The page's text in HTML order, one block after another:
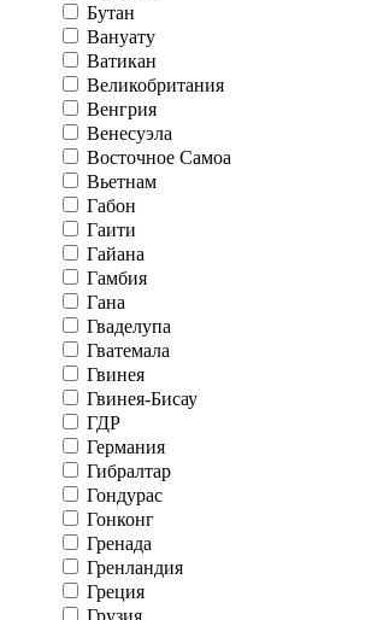
Бутан
Вануату
Ватикан
Великобритания
Венгрия
Венесуэла
Восточное Самоа
Вьетнам
Габон
Гаити
Гайана
Гамбия
Гана
Гваделупа
Гватемала
Гвинея
Гвинея-Бисау
ГДР
Германия
Гибралтар
Гондурас
Гонконг
Гренада
Гренландия
Греция
Грузия